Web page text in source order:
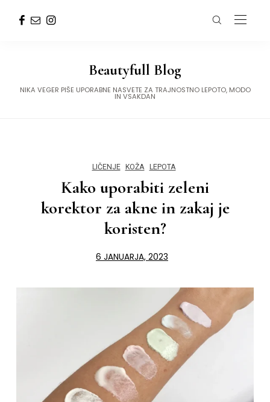
Beautyfull Blog
NIKA VEGER PIŠE UPORABNE NASVETE ZA TRAJNOSTNO LEPOTO, MODO
IN VSAKDAN
LIČENJE KOŽA LEPOTA
Kako uporabiti zeleni
korektor za akne in zakaj je
koristen?
6 JANUARJA, 2023